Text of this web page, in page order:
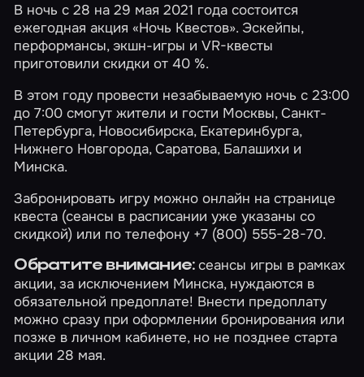
В ночь с 28 на 29 мая 2021 года состоится
ежегодная акция«Ночь Квестов». Эскейпы,
перформансы, экшн-игры и VR-квесты
приготовили скидки от 40 %.
В этом году провести незабываемую ночь с 23:00
до 7:00 смогут жители и гости Москвы,Санкт-
Петербурга, Новосибирска, Екатеринбурга,
Нижнего Новгорода,Саратова, Балашихи и
Минска.
Забронировать игру можно онлайн на странице
квеста (сеансы в расписании уже указаны со
скидкой) или по телефону +7 (800) 555-28-70.
Обратите внимание:сеансы игры в рамках
акции, за исключением Минска, нуждаются в
обязательной предоплате! Внести предоплату
можно сразу при оформлении бронирования или
позже вличном кабинете, но не позднее старта
акции 28 мая.